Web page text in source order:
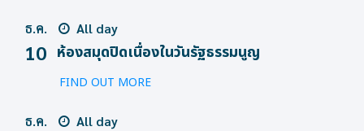
ธ.ค.
10
All day
ห้องสมุดปิดเนื่องในวันรัฐธรรมนูญ
FIND OUT MORE
ธ.ค. All day